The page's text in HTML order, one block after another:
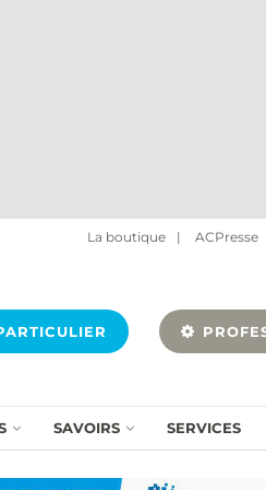
La boutique | ACPresse
SAVOIRS SERVICES